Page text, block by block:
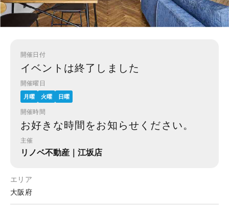
開催日付
イベントは終了しました
開催曜日
月曜 火曜 日曜
開催時間
お好きな時間をお知らせください。
主催
リノベ不動産｜江坂店
エリア
大阪府